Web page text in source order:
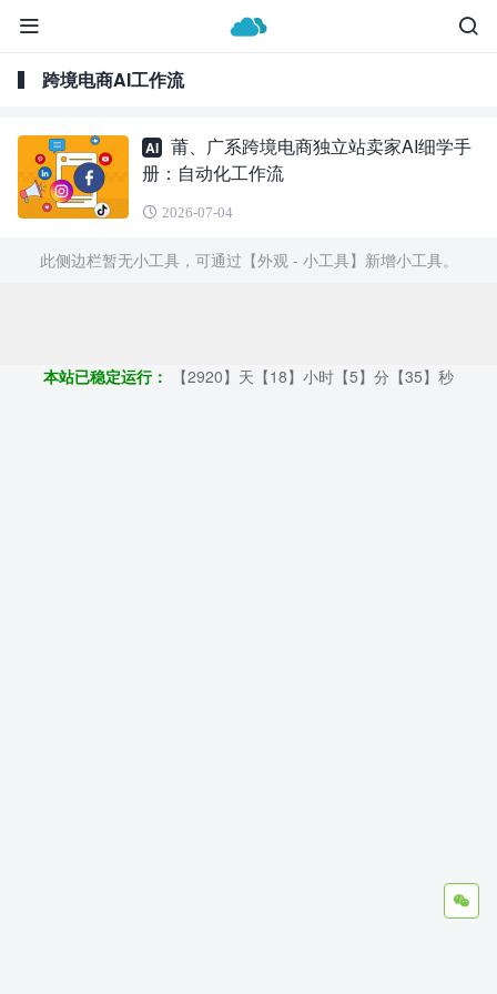
跨境电商AI工作流
AI
莆、广系跨境电商独立站卖家AI细学手
册：自动化工作流
2026-07-04
此侧边栏暂无小工具，可通过【外观 - 小工具】新增小工具。
本站已稳定运行：
【2920】天【18】小时【5】分【36】秒